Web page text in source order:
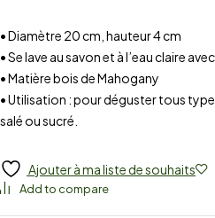
• Diamètre 20 cm, hauteur 4 cm
• Se lave au savon et à l’eau claire
• Matière bois de Mahogany
• Utilisation : pour déguster tous
salé ou sucré.
Ajouter à ma liste de souhaits
Add to compare